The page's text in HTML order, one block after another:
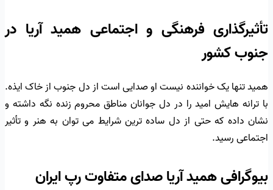
تأثیرگذاری فرهنگی و اجتماعی همید آریا در
جنوب کشور
همید تنها یک خواننده نیست او صدایی است از دل جنوب از خاک ایذه.
با ترانه هایش امید را در دل جوانان مناطق محروم زنده نگه داشته و
نشان داده که حتی از دل ساده ترین شرایط می توان به هنر و تأثیر
اجتماعی رسید.
بیوگرافی همید آریا صدای متفاوت رپ ایران